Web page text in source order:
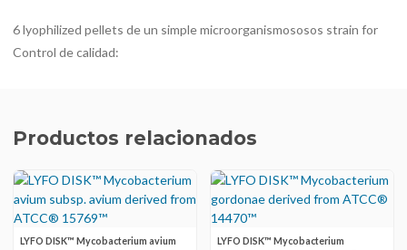
6 lyophilized pellets de un simple microorganismososos strain for
Control de calidad:
Productos relacionados
LYFO DISK™ Mycobacterium avium
LYFO DISK™ Mycobacterium